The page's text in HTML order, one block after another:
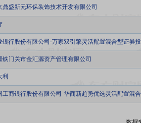
鼎盛新元环保装饰技术开发有限公司
银行股份有限公司-万家双引擎灵活配置混合型证券
铁门关市金汇源资产管理有限公司
利
工商银行股份有限公司-华商新趋势优选灵活配置混